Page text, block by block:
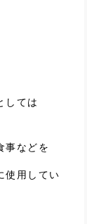
しては
事などを
使用してい